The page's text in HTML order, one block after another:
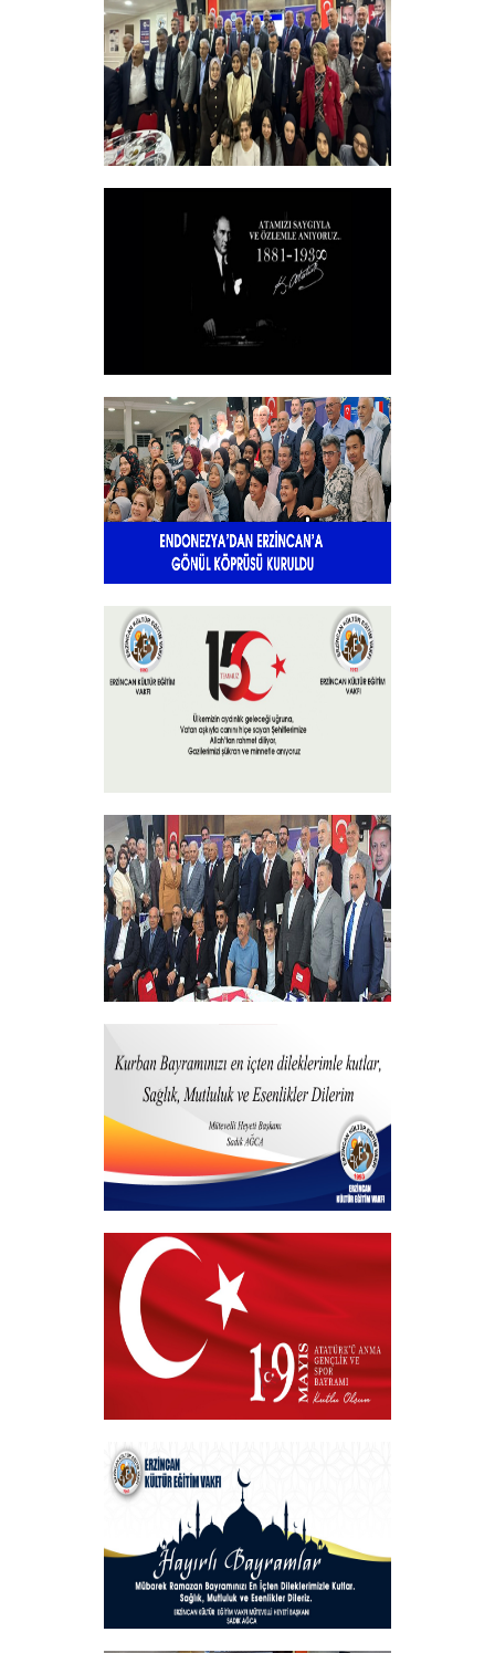
+
Vakfımızın 2025-2026 Yılı Burs
Toplantısı Yapıldı.
+
10 KASIM
+
Endonezya’dan Erzincan’a gönül
köprüsü
+
15 Temmuz 2025
+
Programı
+
Kurban Bayramı
+
19 MAYIS 2025
+